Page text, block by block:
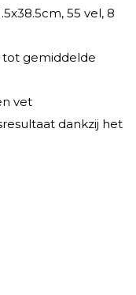
55 vel, 8
tot gemiddelde
vet
dankzij het